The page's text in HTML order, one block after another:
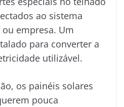
ao sistema
empresa. Um
para converter a
utilizável.
os painéis solares
pouca